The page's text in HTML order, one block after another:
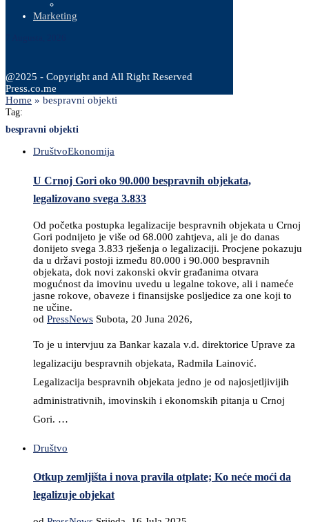
Marketing
@2025 - Copyright and All Right Reserved
Press.co.me
Home » bespravni objekti
Tag:
bespravni objekti
DruštvoEkonomija
U Crnoj Gori oko 90.000 bespravnih objekata,
legalizovano svega 3.833
Od početka postupka legalizacije bespravnih objekata u Crnoj
Gori podnijeto je više od 68.000 zahtjeva, ali je do danas
donijeto svega 3.833 rješenja o legalizaciji. Procjene pokazuju
da u državi postoji između 80.000 i 90.000 bespravnih
objekata, dok novi zakonski okvir građanima otvara
mogućnost da imovinu uvedu u legalne tokove, ali i nameće
jasne rokove, obaveze i finansijske posljedice za one koji to
ne učine.
od PressNews Subota, 20 Juna 2026,
To je u intervjuu za Bankar kazala v.d. direktorice Uprave za
legalizaciju bespravnih objekata, Radmila Lainović.
Legalizacija bespravnih objekata jedno je od najosjetljivijih
administrativnih, imovinskih i ekonomskih pitanja u Crnoj
Gori. …
Društvo
Otkup zemljišta i nova pravila otplate; Ko neće moći da
legalizuje objekat